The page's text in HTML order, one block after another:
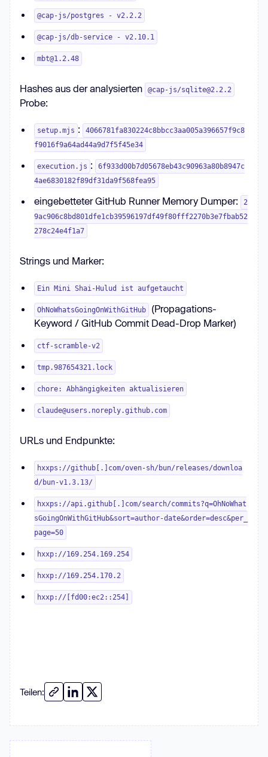
@cap-js/postgres - v2.2.2
@cap-js/db-service - v2.10.1
mbt@1.2.48
Hashes aus der analysierten @cap-js/sqlite@2.2.2
Probe:
setup.mjs :
4066781fa830224c8bbcc3aa005a396657f9c8
f9016f9a64ad44a9d7f5f45e34
execution.js :
6f933d00b7d05678eb43c90963a80b8947c
4ae6830182f89df31da9f568fea95
eingebetteter GitHub Runner Memory Dumper:
2
9ac906c8bd801dfe1cb39596197df49f80fff2270b3e7fbab52
278c24e4f1a7
Strings und Marker:
Ein Mini Shai-Hulud ist aufgetaucht
OhNoWhatsGoingOnWithGitHub
(Propagations-
Keyword / GitHub Commit Dead-Drop Marker)
ctf-scramble-v2
tmp.987654321.lock
chore: Abhängigkeiten aktualisieren
claude@users.noreply.github.com
URLs und Endpunkte:
hxxps://github[.]com/oven-sh/bun/releases/downloa
d/bun-v1.3.13/
hxxps://api.github[.]com/search/commits?q=OhNoWhat
sGoingOnWithGitHub&sort=author-date&order=desc&per_
page=50
hxxp://169.254.169.254
hxxp://169.254.170.2
hxxp://[fd00:ec2::254]
Teilen: